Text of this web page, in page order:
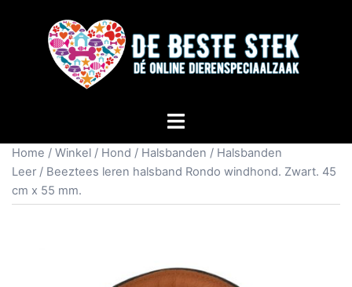
Home / Winkel / Hond / Halsbanden / Halsbanden
Leer / Beeztees leren halsband Rondo windhond. Zwart. 45
cm x 55 mm.